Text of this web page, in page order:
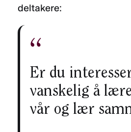
deltakere:
Er du
vanskelig å
vår og lær